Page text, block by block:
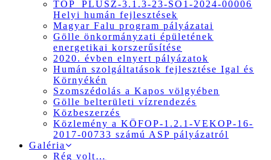
TOP_PLUSZ-3.1.3-23-SO1-2024-00006
Helyi humán fejlesztések
Magyar Falu program pályázatai
Gölle önkormányzati épületének
energetikai korszerűsítése
2020. évben elnyert pályázatok
Humán szolgáltatások fejlesztése Igal és
Környékén
Szomszédolás a Kapos völgyében
Gölle belterületi vízrendezés
Közbeszerzés
Közlemény a KÖFOP-1.2.1-VEKOP-16-
2017-00733 számú ASP pályázatról
Galéria
Rég volt…